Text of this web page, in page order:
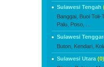
Sulawesi Tengah
Banggai, Buol Toli-
Palu, Poso,
Sulawesi
Buton, Kendari,
Sulawesi Utara (0)